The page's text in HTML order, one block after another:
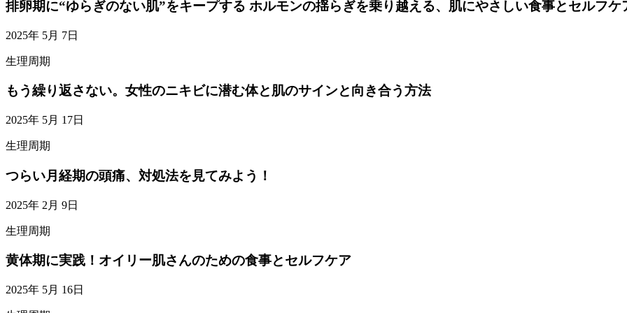
排卵期に“ゆらぎのない肌”をキープする ホルモンの揺らぎを乗り越える、肌にやさしい食事とセルフケ
2025年 5月 7日
生理周期
もう繰り返さない。女性のニキビに潜む体と肌のサインと向き合う方法
2025年 5月 17日
生理周期
つらい月経期の頭痛、対処法を見てみよう！
2025年 2月 9日
生理周期
黄体期に実践！オイリー肌さんのための食事とセルフケア
2025年 5月 16日